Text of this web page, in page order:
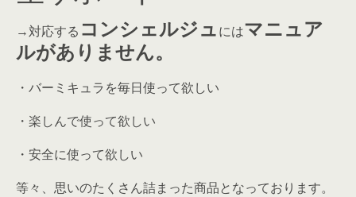
→ 対応する コンシェルジュ にはマニュア
ルがありません。
・バーミキュラを毎日使って欲しい
・楽しんで使って欲しい
・安全に使って欲しい
等々、思いのたくさん詰まった商品となっております。